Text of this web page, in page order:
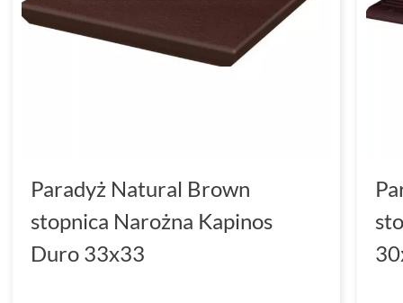
Paradyż Natural Brown
stopnica Narożna Kapinos
Duro 33x33